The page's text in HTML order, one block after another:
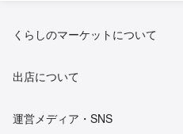
くらしのマーケットについて
出店について
運営メディア・SNS